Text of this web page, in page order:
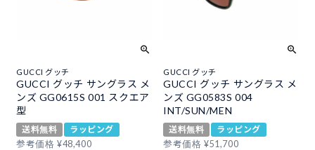
GUCCI グッチ
GUCCI グッチ サングラス メ
ンズ GG0615S 001 スクエア
型
送料無料
ラッピング
参考価格 ¥48,400
GUCCI グッチ
GUCCI グッチ サングラス メ
ンズ GG0583S 004
INT/SUN/MEN
送料無料
ラッピング
参考価格 ¥51,700